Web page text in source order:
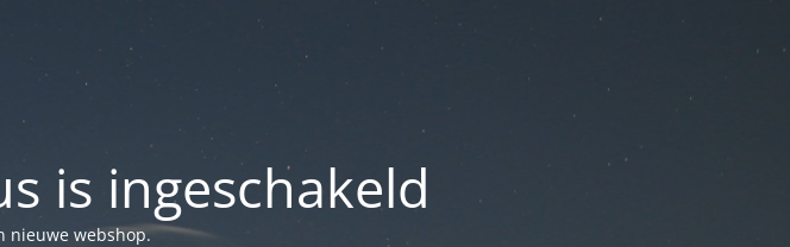
is ingeschakeld
nieuwe webshop.